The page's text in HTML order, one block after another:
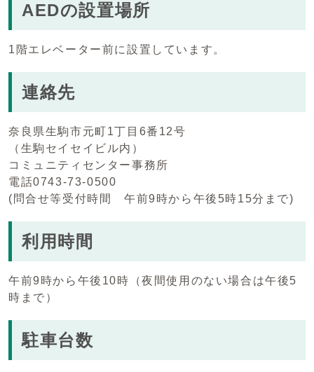
AEDの設置場所
1階エレベーター前に設置しています。
連絡先
奈良県生駒市元町1丁目6番12号
（生駒セイセイビル内）
コミュニティセンター事務所
電話0743-73-0500
(問合せ等受付時間 午前9時から午後5時15分まで)
利用時間
午前9時から午後10時（夜間使用のない場合は午後5
時まで）
駐車台数